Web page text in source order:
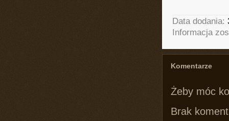
Data dodania:
Informacja
Komentarze
Żeby móc
Brak